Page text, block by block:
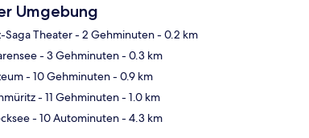
Umgebung
Saga Theater- 2 Gehminuten- 0.2 km
- 3 Gehminuten- 0.3 km
- 10 Gehminuten- 0.9 km
- 11 Gehminuten- 1.0 km
- 10 Autominuten- 4.3 km